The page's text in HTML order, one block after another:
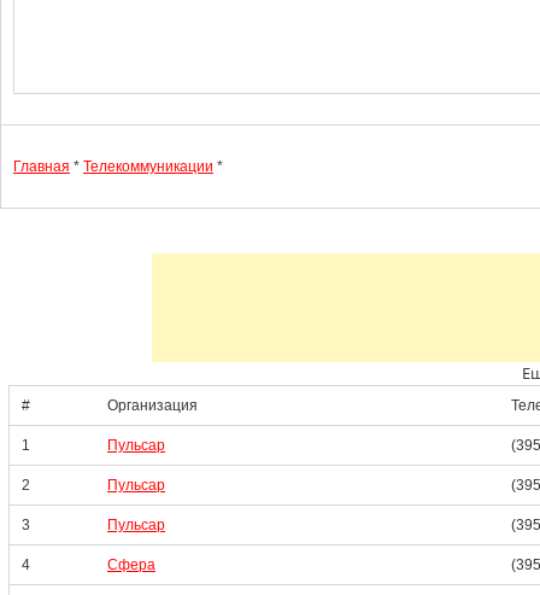
Главная * Телекоммуникации *
# Организация
1 Пульсар
2 Пульсар
3 Пульсар
4 Сфера